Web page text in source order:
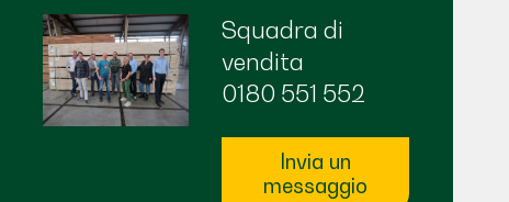
Squadra di
vendita
0180 551 552
Invia un
messaggio